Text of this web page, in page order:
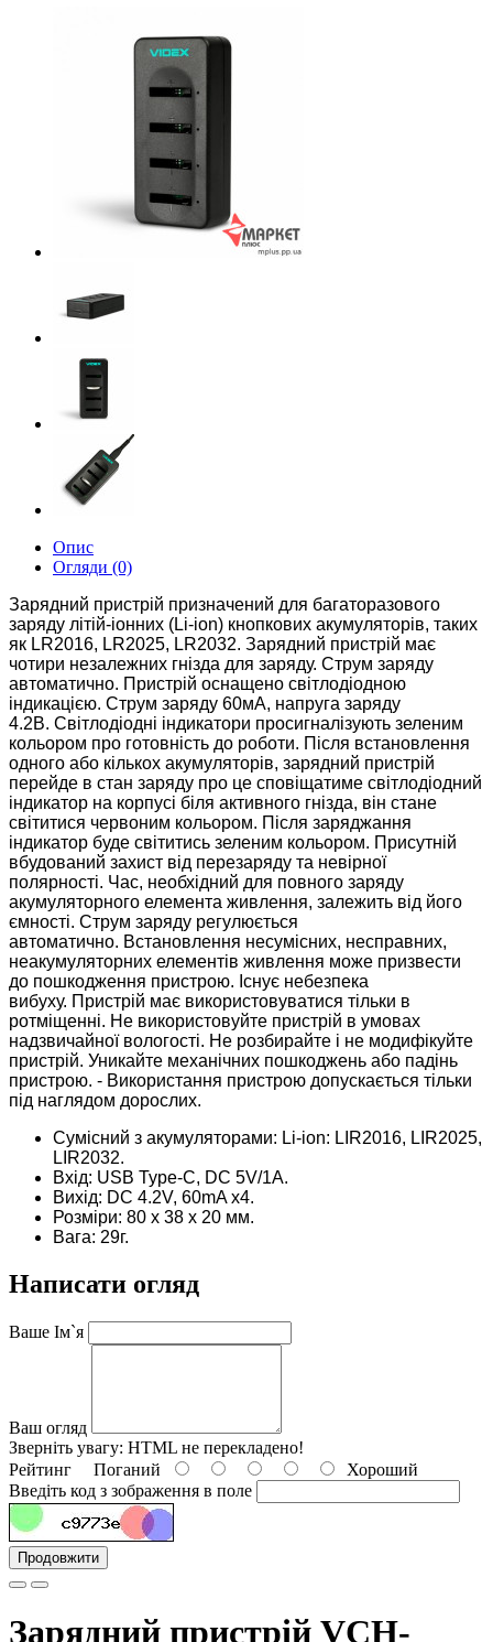
Опис
Огляди (0)
Зарядний пристрій призначений для багаторазового
заряду літій-іонних (Li-ion) кнопкових акумуляторів, таких
як LR2016, LR2025, LR2032. Зарядний пристрій має
чотири незалежних гнізда для заряду. Струм заряду
автоматично. Пристрій оснащено світлодіодною
індикацією. Струм заряду 60мА, напруга заряду
4.2В. Світлодіодні індикатори просигналізують зеленим
кольором про готовність до роботи. Після встановлення
одного або кількох акумуляторів, зарядний пристрій
перейде в стан заряду про це сповіщатиме світлодіодний
індикатор на корпусі біля активного гнізда, він стане
світитися червоним кольором. Після заряджання
індикатор буде світитись зеленим кольором. Присутній
вбудований захист від перезаряду та невірної
полярності. Час, необхідний для повного заряду
акумуляторного елемента живлення, залежить від його
ємності. Струм заряду регулюється
автоматично. Встановлення несумісних, несправних,
неакумуляторних елементів живлення може призвести
до пошкодження пристрою. Існує небезпека
вибуху. Пристрій має використовуватися тільки в
ротміщенні. Не використовуйте пристрій в умовах
надзвичайної вологості. Не розбирайте і не модифікуйте
пристрій. Уникайте механічних пошкоджень або падінь
пристрою. - Використання пристрою допускається тільки
під наглядом дорослих.
Сумісний з акумуляторами: Li-ion: LIR2016, LIR2025,
LIR2032.
Вхід: USB Type-C, DC 5V/1A.
Вихід: DC 4.2V, 60mA x4.
Розміри: 80 х 38 х 20 мм.
Вага: 29г.
Написати огляд
Ваше Ім`я
Ваш огляд
Зверніть увагу: HTML не перекладено!
Рейтинг Поганий
Хороший
Введіть код з зображення в поле
Продовжити
Зарядний пристрій VCH-